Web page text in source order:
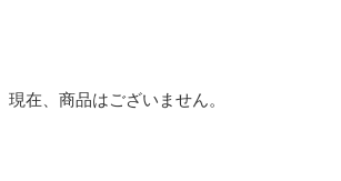
現在、商品はございません。